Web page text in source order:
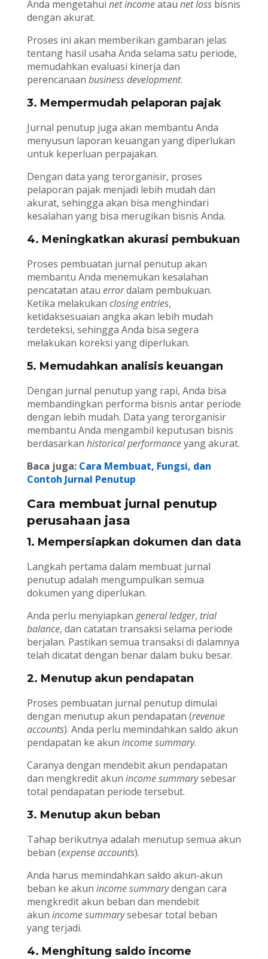
Anda mengetahui net incomeatau net lossbisnis
dengan akurat.
Proses ini akan memberikan gambaran jelas
tentang hasil usaha Anda selama satu periode,
memudahkan evaluasi kinerja dan
perencanaan business development.
3. Mempermudah pelaporan pajak
Jurnal penutup juga akan membantu Anda
menyusun laporan keuangan yang diperlukan
untuk keperluan perpajakan.
Dengan data yang terorganisir, proses
pelaporan pajak menjadi lebih mudah dan
akurat, sehingga akan bisa menghindari
kesalahan yang bisa merugikan bisnis Anda.
4. Meningkatkan akurasi pembukuan
Proses pembuatan jurnal penutup akan
membantu Anda menemukan kesalahan
pencatatan atau errordalam pembukuan.
Ketika melakukan closing entries,
ketidaksesuaian angka akan lebih mudah
terdeteksi, sehingga Anda bisa segera
melakukan koreksi yang diperlukan.
5. Memudahkan analisis keuangan
Dengan jurnal penutup yang rapi, Anda bisa
membandingkan performa bisnis antar periode
dengan lebih mudah. Data yang terorganisir
membantu Anda mengambil keputusan bisnis
berdasarkan historical performanceyang akurat.
Baca juga: Cara Membuat, Fungsi, dan
Contoh Jurnal Penutup
Cara membuat jurnal penutup
perusahaan jasa
1. Mempersiapkan dokumen dan data
Langkah pertama dalam membuat jurnal
penutup adalah mengumpulkan semua
dokumen yang diperlukan.
Anda perlu menyiapkangeneral ledger, trial
balance, dan catatan transaksi selama periode
berjalan. Pastikan semua transaksi di dalamnya
telah dicatat dengan benar dalam buku besar.
2. Menutup akun pendapatan
Proses pembuatan jurnal penutup dimulai
dengan menutup akun pendapatan (revenue
accounts). Anda perlu memindahkan saldo akun
pendapatan ke akun income summary.
Caranya dengan mendebit akun pendapatan
dan mengkredit akun income summarysebesar
total pendapatan periode tersebut.
3. Menutup akun beban
Tahap berikutnya adalah menutup semua akun
beban (expense accounts).
Anda harus memindahkan saldo akun-akun
beban ke akun income summarydengan cara
mengkredit akun beban dan mendebit
akun income summarysebesar total beban
yang terjadi.
4. Menghitung saldo income